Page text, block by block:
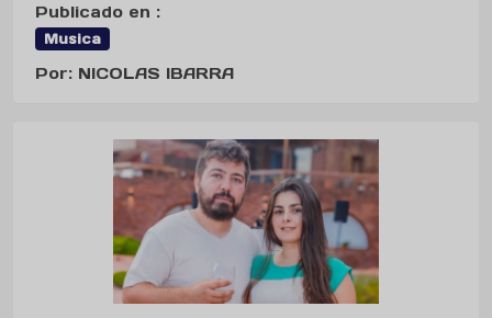
Publicado en :
Musica
Por: NICOLAS IBARRA